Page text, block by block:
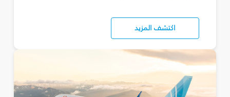
اكتشف المزيد